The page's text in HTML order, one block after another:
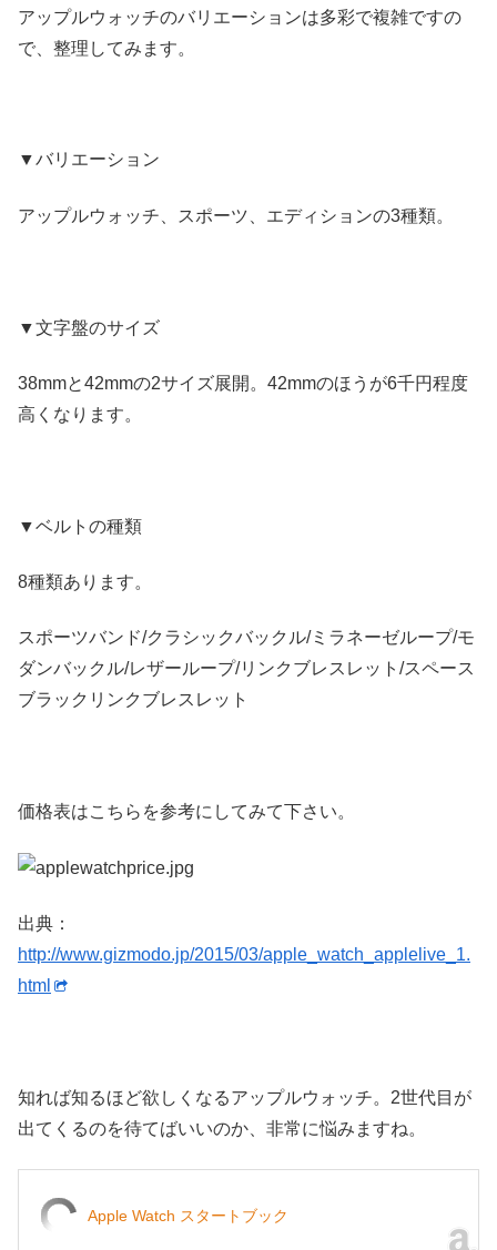
アップルウォッチのバリエーションは多彩で複雑ですの
で、整理してみます。
▼バリエーション
アップルウォッチ、スポーツ、エディションの3種類。
▼文字盤のサイズ
38mmと42mmの2サイズ展開。42mmのほうが6千円程度
高くなります。
▼ベルトの種類
8種類あります。
スポーツバンド/クラシックバックル/ミラネーゼループ/モ
ダンバックル/レザーループ/リンクブレスレット/スペース
ブラックリンクブレスレット
価格表はこちらを参考にしてみて下さい。
出典：
http://www.gizmodo.jp/2015/03/apple_watch_applelive_1.
html
知れば知るほど欲しくなるアップルウォッチ。2世代目が
出てくるのを待てばいいのか、非常に悩みますね。
Apple Watch スタートブック